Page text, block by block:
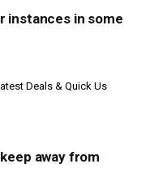
instances in some
Deals & Quick Us
away from